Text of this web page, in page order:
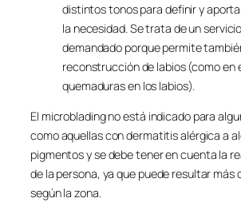
distintos tonos para definir y
la necesidad. Se trata de un
demandado porque permite
reconstrucción de labios (como en
quemaduras en los labios).
El microblading no está indicado para
como aquellas con dermatitis alérgica a
pigmentos y se debe tener en cuenta la
de la persona, ya que puede resultar más
según la zona.